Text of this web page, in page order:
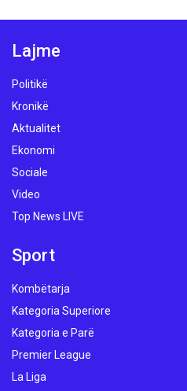
Lajme
Politikë
Kronikë
Aktualitet
Ekonomi
Sociale
Video
Top News LIVE
Sport
Kombëtarja
Kategoria Superiore
Kategoria e Parë
Premier League
La Liga